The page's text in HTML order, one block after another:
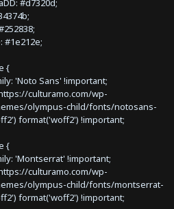
#d7320d;
#1e212e;
{
'Noto Sans' !important;
culturamo.com/wp-
olympus-child/fonts/notosans-
format('woff2') !important;
{
'Montserrat' !important;
culturamo.com/wp-
olympus-child/fonts/montserrat-
format('woff2') !important;